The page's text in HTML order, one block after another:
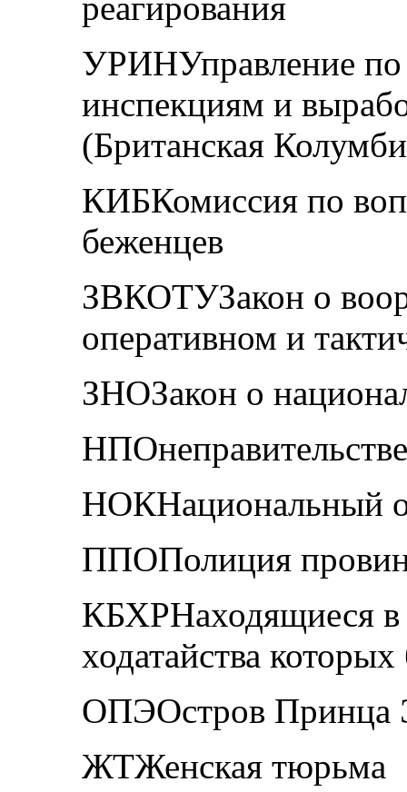
УРИНУправление по
инспекциям и
(Британская
КИБКомиссия по
беженцев
ЗВКОТУЗакон о
оперативном и
ЗНОЗакон о
НОКНациональный
ППОПолиция
КБХРНаходящиеся
ходатайства
ОПЭОстров Принца
ЖТЖенская тюрьма